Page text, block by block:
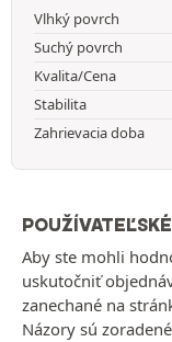
Vlhký povrch
Suchý povrch
Kvalita/Cena
Stabilita
Zahrievacia doba
Aby ste mohli
uskutočniť
zanechané na
Názory sú